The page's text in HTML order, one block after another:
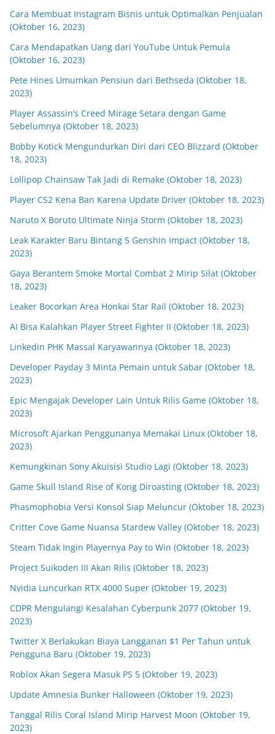
Cara Membuat Instagram Bisnis untuk Optimalkan Penjualan
(Oktober 16, 2023)
Cara Mendapatkan Uang dari YouTube Untuk Pemula
(Oktober 16, 2023)
Pete Hines Umumkan Pensiun dari Bethseda (Oktober 18,
2023)
Player Assassin’s Creed Mirage Setara dengan Game
Sebelumnya (Oktober 18, 2023)
Bobby Kotick Mengundurkan Diri dari CEO Blizzard (Oktober
18, 2023)
Lollipop Chainsaw Tak Jadi di Remake (Oktober 18, 2023)
Player CS2 Kena Ban Karena Update Driver (Oktober 18, 2023)
Naruto X Boruto Ultimate Ninja Storm (Oktober 18, 2023)
Leak Karakter Baru Bintang 5 Genshin Impact (Oktober 18,
2023)
Gaya Berantem Smoke Mortal Combat 2 Mirip Silat (Oktober
18, 2023)
Leaker Bocorkan Area Honkai Star Rail (Oktober 18, 2023)
AI Bisa Kalahkan Player Street Fighter II (Oktober 18, 2023)
Linkedin PHK Massal Karyawannya (Oktober 18, 2023)
Developer Payday 3 Minta Pemain untuk Sabar (Oktober 18,
2023)
Epic Mengajak Developer Lain Untuk Rilis Game (Oktober 18,
2023)
Microsoft Ajarkan Penggunanya Memakai Linux (Oktober 18,
2023)
Kemungkinan Sony Akuisisi Studio Lagi (Oktober 18, 2023)
Game Skull Island Rise of Kong Diroasting (Oktober 18, 2023)
Phasmophobia Versi Konsol Siap Meluncur (Oktober 18, 2023)
Critter Cove Game Nuansa Stardew Valley (Oktober 18, 2023)
Steam Tidak Ingin Playernya Pay to Win (Oktober 18, 2023)
Project Suikoden III Akan Rilis (Oktober 18, 2023)
Nvidia Luncurkan RTX 4000 Super (Oktober 19, 2023)
CDPR Mengulangi Kesalahan Cyberpunk 2077 (Oktober 19,
2023)
Twitter X Berlakukan Biaya Langganan $1 Per Tahun untuk
Pengguna Baru (Oktober 19, 2023)
Roblox Akan Segera Masuk PS 5 (Oktober 19, 2023)
Update Amnesia Bunker Halloween (Oktober 19, 2023)
Tanggal Rilis Coral Island Mirip Harvest Moon (Oktober 19,
2023)